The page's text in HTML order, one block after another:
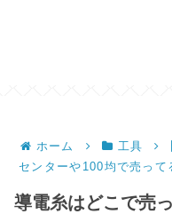
ホーム 工具
センターや100均で売って
導電糸はどこで売